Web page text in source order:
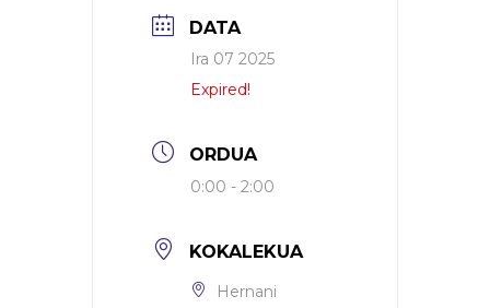
DATA
Ira 07 2025
Expired!
ORDUA
0:00 - 2:00
KOKALEKUA
Hernani